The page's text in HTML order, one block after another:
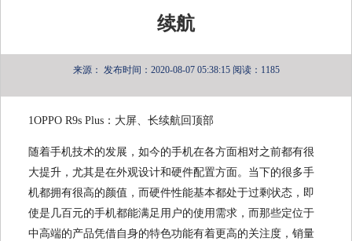
续航
来源： 发布时间：2020-08-07 05:38:15 阅读：1185
1OPPO R9s Plus：大屏、长续航回顶部
随着手机技术的发展，如今的手机在各方面相对之前都有很
大提升，尤其是在外观设计和硬件配置方面。当下的很多手
机都拥有很高的颜值，而硬件性能基本都处于过剩状态，即
使是几百元的手机都能满足用户的使用需求，而那些定位于
中高端的产品凭借自身的特色功能有着更高的关注度，销量